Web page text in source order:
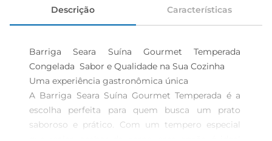
Descrição Características
Barriga Seara Suína Gourmet Temperada
Congelada  Sabor e Qualidade na Sua Cozinha
Uma experiência gastronômica única
A Barriga Seara Suína Gourmet Temperada é a
escolha perfeita para quem busca um prato
saboroso e prático. Com um tempero especial